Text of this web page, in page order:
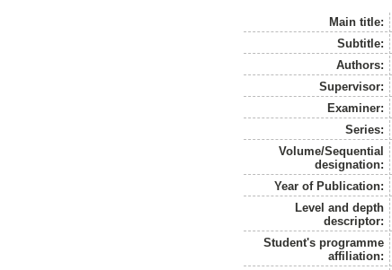
Main title:
Subtitle:
Authors:
Supervisor:
Examiner:
Series:
Volume/Sequential
designation:
Year of Publication:
Level and depth
descriptor:
Student's programme
affiliation: